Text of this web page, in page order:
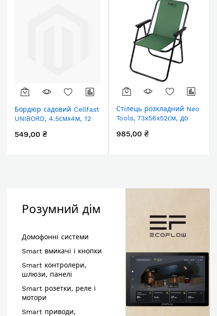
Бордюр садовий Cellfast
UNIBORD, 4.5смх4м, 12
549,00 ₴
Стілець розкладний Neo
Tools, 73x56x52см, до
985,00 ₴
Розумний дім
Домофонні системи
Smart вмикачі і кнопки
Smart контролери,
шлюзи, панелі
Smart розетки, реле і
мотори
Smart приводи,